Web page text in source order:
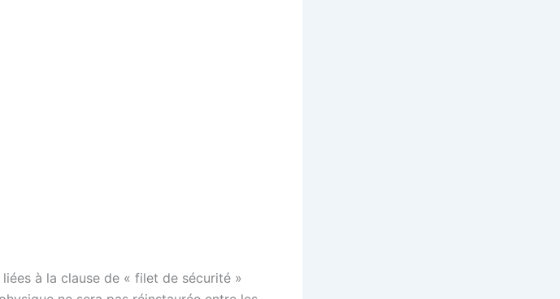
à la clause de « filet de sécurité »